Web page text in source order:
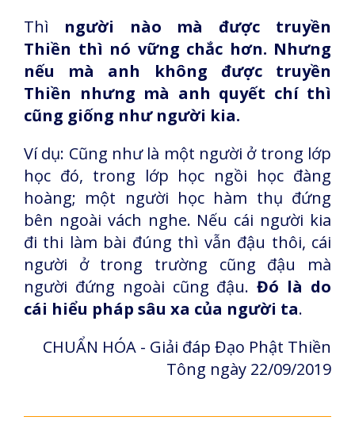
Thì người nào mà được truyền
Thiền thì nó vững chắc hơn. Nhưng
nếu mà anh không được truyền
Thiền nhưng mà anh quyết chí thì
cũng giống như người kia.
Ví dụ: Cũng như là một người ở trong lớp
học đó, trong lớp học ngồi học đàng
hoàng; một người học hàm thụ đứng
bên ngoài vách nghe. Nếu cái người kia
đi thi làm bài đúng thì vẫn đậu thôi, cái
người ở trong trường cũng đậu mà
người đứng ngoài cũng đậu.Đó là do
cái hiểu pháp sâu xa của người ta.
CHUẨN HÓA - Giải đáp Đạo Phật Thiền
Tông ngày 22/09/2019